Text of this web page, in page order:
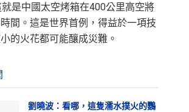
是中國太空烤箱在400公里高空將
間。這是世界首例，得益於一項技
的火花都可能釀成災難。
劉曉波：看哪，這隻濡水撲火的鸚